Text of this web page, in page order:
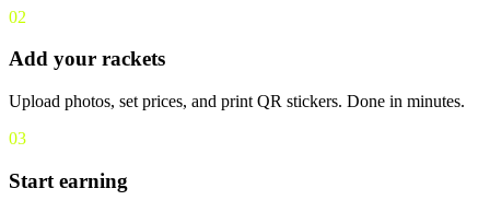
02
Add your rackets
Upload photos, set prices, and print QR stickers. Done in minutes.
03
Start earning